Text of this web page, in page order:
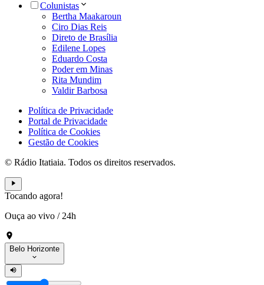
Colunistas
Bertha Maakaroun
Ciro Dias Reis
Direto de Brasília
Edilene Lopes
Eduardo Costa
Poder em Minas
Rita Mundim
Valdir Barbosa
Política de Privacidade
Portal de Privacidade
Política de Cookies
Gestão de Cookies
© Rádio Itatiaia. Todos os direitos reservados.
Tocando agora!
Ouça ao vivo / 24h
Belo Horizonte